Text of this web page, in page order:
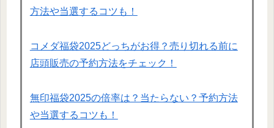
方法や当選するコツも！
コメダ福袋2025どっちがお得？売り切れる前に
店頭販売の予約方法をチェック！
無印福袋2025の倍率は？当たらない？予約方法
や当選するコツも！